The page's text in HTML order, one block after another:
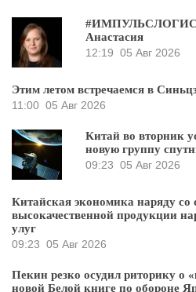
Анастасия
12:19 05 Авг 2026
Этим летом встречаемся в
11:00 05 Авг 2026
Китай во вторник
новую группу
09:23 05 Авг 2026
Китайская экономика наряду со
высокачественной продукции
улуг
09:23 05 Авг 2026
Пекин резко осудил риторику о
новой Белой книге по обороне